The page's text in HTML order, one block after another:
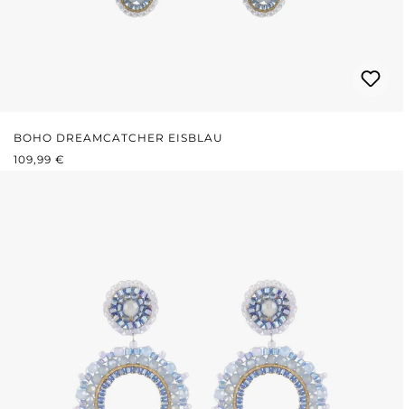
BOHO DREAMCATCHER EISBLAU
REGULÄRER PREIS:
109,99 €